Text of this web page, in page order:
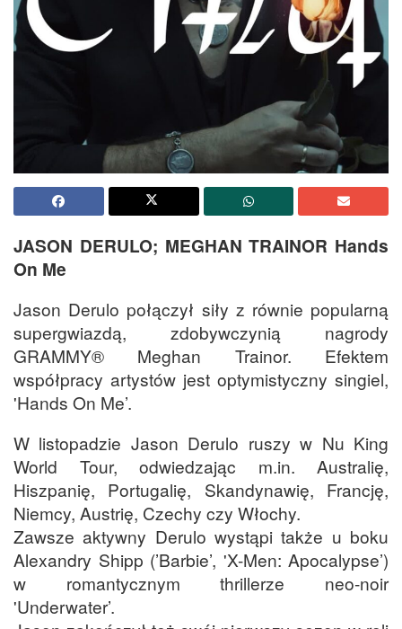
JASON DERULO; MEGHAN TRAINOR Hands
On Me
Jason Derulo połączył siły z równie popularną
supergwiazdą, zdobywczynią nagrody
GRAMMY® Meghan Trainor. Efektem
współpracy artystów jest optymistyczny singiel,
'Hands On Me’.
W listopadzie Jason Derulo ruszy w Nu King
World Tour, odwiedzając m.in. Australię,
Hiszpanię, Portugalię, Skandynawię, Francję,
Niemcy, Austrię, Czechy czy Włochy.
Zawsze aktywny Derulo wystąpi także u boku
Alexandry Shipp (’Barbie’, 'X-Men: Apocalypse’)
w romantycznym thrillerze neo-noir
'Underwater’.